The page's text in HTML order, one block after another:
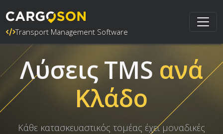
Transport Management Software
Λύσεις TMS ανά
Κλάδο
Κάθε κατασκευαστικός τομέας έχει μοναδικές